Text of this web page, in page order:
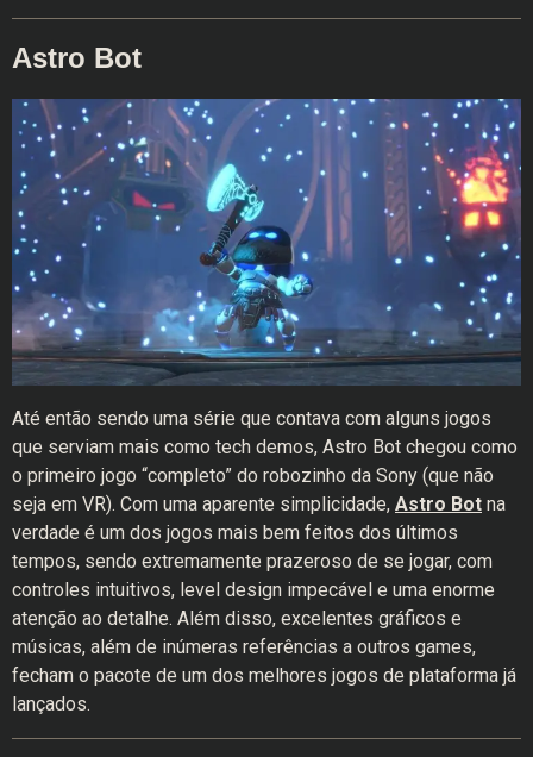
Astro Bot
Até então sendo uma série que contava com alguns jogos
que serviam mais como tech demos, Astro Bot chegou como
o primeiro jogo “completo” do robozinho da Sony (que não
seja em VR). Com uma aparente simplicidade, Astro Bot na
verdade é um dos jogos mais bem feitos dos últimos
tempos, sendo extremamente prazeroso de se jogar, com
controles intuitivos, level design impecável e uma enorme
atenção ao detalhe. Além disso, excelentes gráficos e
músicas, além de inúmeras referências a outros games,
fecham o pacote de um dos melhores jogos de plataforma já
lançados.